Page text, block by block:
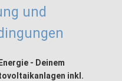
und
- Deinem
inkl.